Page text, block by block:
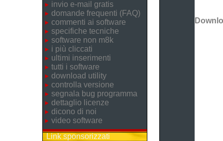
invio e-mail gratis
domande frequenti (FAQ)
commenti ai software
specifiche tecniche
software non m8k
i più cliccati
ultimi inserimenti
tutti i software
download utility
controlla versione
segnala bug programma
dettaglio licenze
dicono di noi
video software
Link sponsorizzati